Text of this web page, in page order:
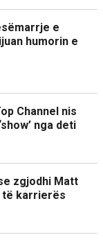
e
humorin e
Channel nis
nga deti
zgjodhi Matt
të karrierës